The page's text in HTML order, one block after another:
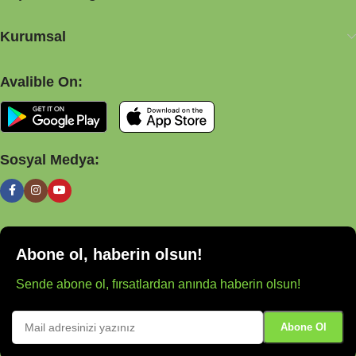
Kurumsal
Avalible On:
Sosyal Medya:
Abone ol, haberin olsun!
Sende abone ol, fırsatlardan anında haberin olsun!